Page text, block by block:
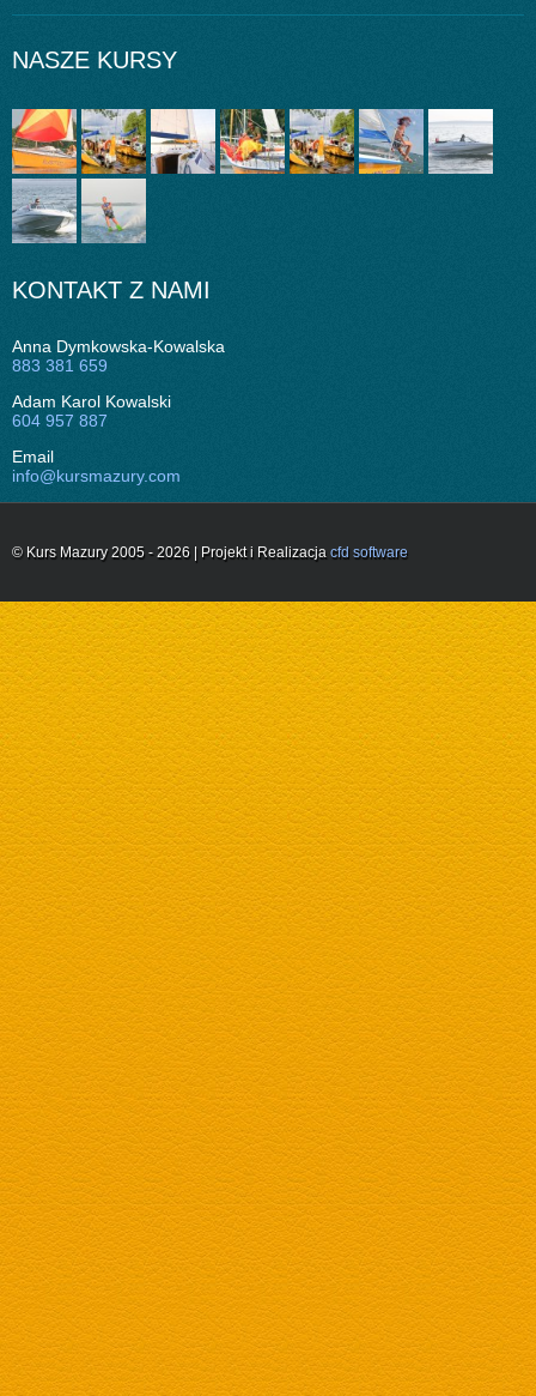
NASZE KURSY
KONTAKT Z NAMI
Anna Dymkowska-Kowalska
883 381 659
Adam Karol Kowalski
604 957 887
Email
info@kursmazury.com
© Kurs Mazury 2005 - 2026 | Projekt i Realizacja cfd software